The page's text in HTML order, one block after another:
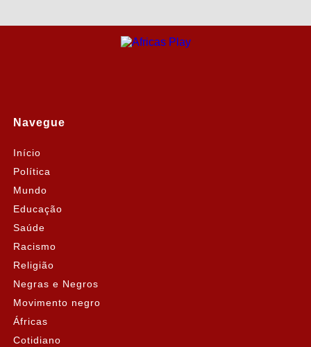
Navegue
Início
Política
Mundo
Educação
Saúde
Racismo
Religião
Negras e Negros
Movimento negro
Áfricas
Cotidiano